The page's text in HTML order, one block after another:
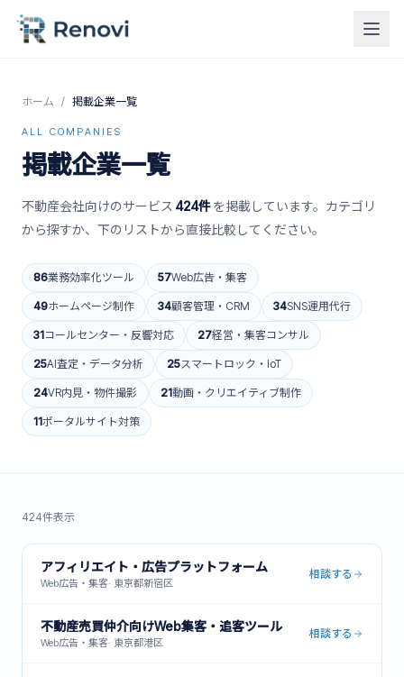
ホーム / 掲載企業一覧
ALL COMPANIES
掲載企業一覧
不動産会社向けのサービス 424件を掲載しています。カテゴリ
から探すか、下のリストから直接比較してください。
86業務効率化ツール 57Web広告・集客
49ホームページ制作 34顧客管理・CRM 34SNS運用代行
31コールセンター・反響対応 27経営・集客コンサル
25AI査定・データ分析 25スマートロック・IoT
24VR内見・物件撮影 21動画・クリエイティブ制作
11ポータルサイト対策
424件表示
アフィリエイト・広告プラットフォーム
Web広告・集客· 東京都新宿区
相談する
不動産売買仲介向けWeb集客・追客ツール
Web広告・集客· 東京都港区
相談する